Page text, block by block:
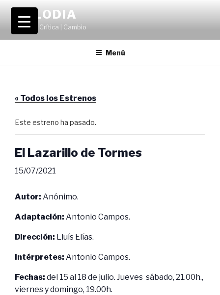
Saltar
contenido
VOLODIA
Teatro | Crítica | Cambio
Menú
« Todos los Estrenos
Este estreno ha pasado.
El Lazarillo de Tormes
15/07/2021
Autor: Anónimo.
Adaptación: Antonio Campos.
Dirección: Lluís Elías.
Intérpretes: Antonio Campos.
Fechas: del 15 al 18 de julio. Jueves sábado, 21.00h.,
viernes y domingo, 19.00h.